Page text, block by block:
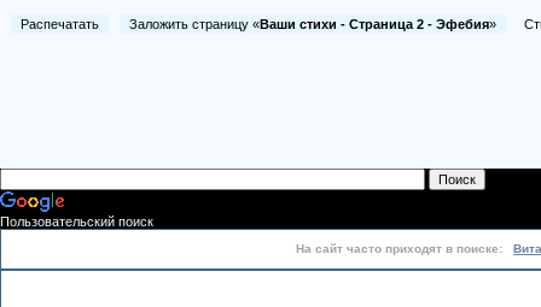
Распечатать Заложить страницу «Ваши стихи - Страница 2 - Эфебия»
Пользовательский поиск
На сайт часто приходят в поиске: